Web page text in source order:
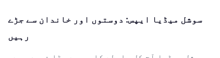
سوشل میڈیا ایپس: دوستوں اور خاندان سے جڑے
رہیں